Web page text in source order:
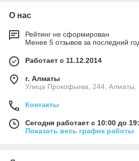
О нас
Рейтинг не сформирован
Менее 5 отзывов за последний
Работает с 11.12.2014
г. Алматы
​Улица Прокофьева, 244, Алматы,
Контакты
Сегодня работает с 10:00 до
Показать весь график работы